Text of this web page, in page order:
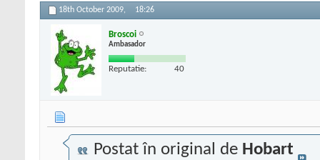
18th October 2009, 18:26
Broscoi
Ambasador
Reputatie: 40
Postat în original de Hobart